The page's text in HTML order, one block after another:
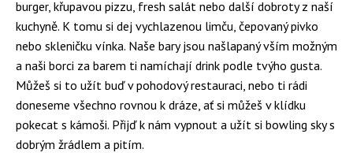
burger, křupavou pizzu, fresh salát nebo další dobroty z naší
kuchyně. K tomu si dej vychlazenou limču, čepovaný pivko
nebo skleničku vínka. Naše bary jsou našlapaný vším možným
a naši borci za barem ti namíchají drink podle tvýho gusta.
Můžeš si to užít buď v pohodový restauraci, nebo ti rádi
doneseme všechno rovnou k dráze, ať si můžeš v klídku
pokecat s kámoši. Přijď k nám vypnout a užít si bowling sky s
dobrým žrádlem a pitím.